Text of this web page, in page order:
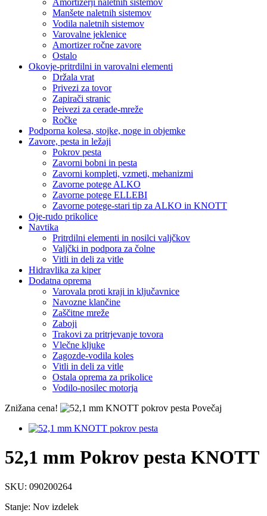
Manšete naletnih sistemov
Vodila naletnih sistemov
Varovalne jeklenice
Amortizer ročne zavore
Ostalo
Okovje-pritrdilni in varovalni elementi
Držala vrat
Privezi za tovor
Zapirači stranic
Peivezi za cerade-mreže
Ročke
Podporna kolesa, stojke, noge in objemke
Zavore, pesta in ležaji
Pokrov pesta
Zavorni bobni in pesta
Zavorni kompleti, vzmeti, mehanizmi
Zavorne potege ALKO
Zavorne potege ELLEBI
Zavorne potege-stari tip za ALKO in KNOTT
Oje-rudo prikolice
Navtika
Pritrdilni elementi in nosilci valjčkov
Valjčki in podpora za čolne
Vitli in deli za vitle
Hidravlika za kiper
Dodatna oprema
Varovala proti kraji in ključavnice
Navozne klančine
Zaščitne mreže
Zaboji
Trakovi za pritrjevanje tovora
Vlečne kljuke
Zagozde-vodila koles
Vitli in deli za vitle
Ostala oprema za prikolice
Vodilo-nosilec motorja
Znižana cena!
Povečaj
52,1 mm Pokrov pesta KNOTT
SKU: 090200264
Stanje: Nov izdelek